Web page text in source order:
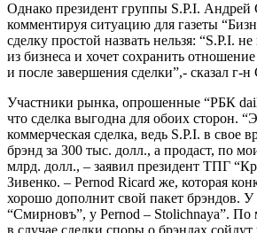
Однако президент группы S.P.I. Андрей
комментируя ситуацию для газеты
сделку простой назвать нельзя: “S.P.I.
из бизнеса и хочет сохранить
и после завершения сделки”,- сказал г-
Участники рынка, опрошенные “РБК
что сделка выгодна для обоих сторон.
коммерческая сделка, ведь S.P.I. в свое
брэнд за 300 тыс. долл., а продаст, по
млрд. долл., – заявил президент ТПГ
Зивенко. – Pernod Ricard же, которая
хорошо дополнит свой пакет брэндов. У
“Смирновъ”, у Pernod – Stolichnaya”.